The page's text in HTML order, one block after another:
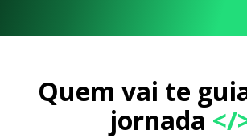
Quem vai te
jornada </